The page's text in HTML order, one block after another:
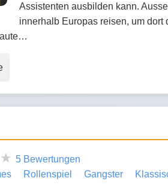
Assistenten ausbilden kann.
innerhalb Europas reisen, um
5 Bewertungen
Rollenspiel Gangster